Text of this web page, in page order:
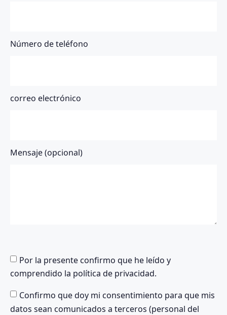
Número de teléfono
correo electrónico
Mensaje (opcional)
Por la presente confirmo que he leído y
comprendido la política de privacidad.
Confirmo que doy mi consentimiento para que mis
datos sean comunicados a terceros (personal del